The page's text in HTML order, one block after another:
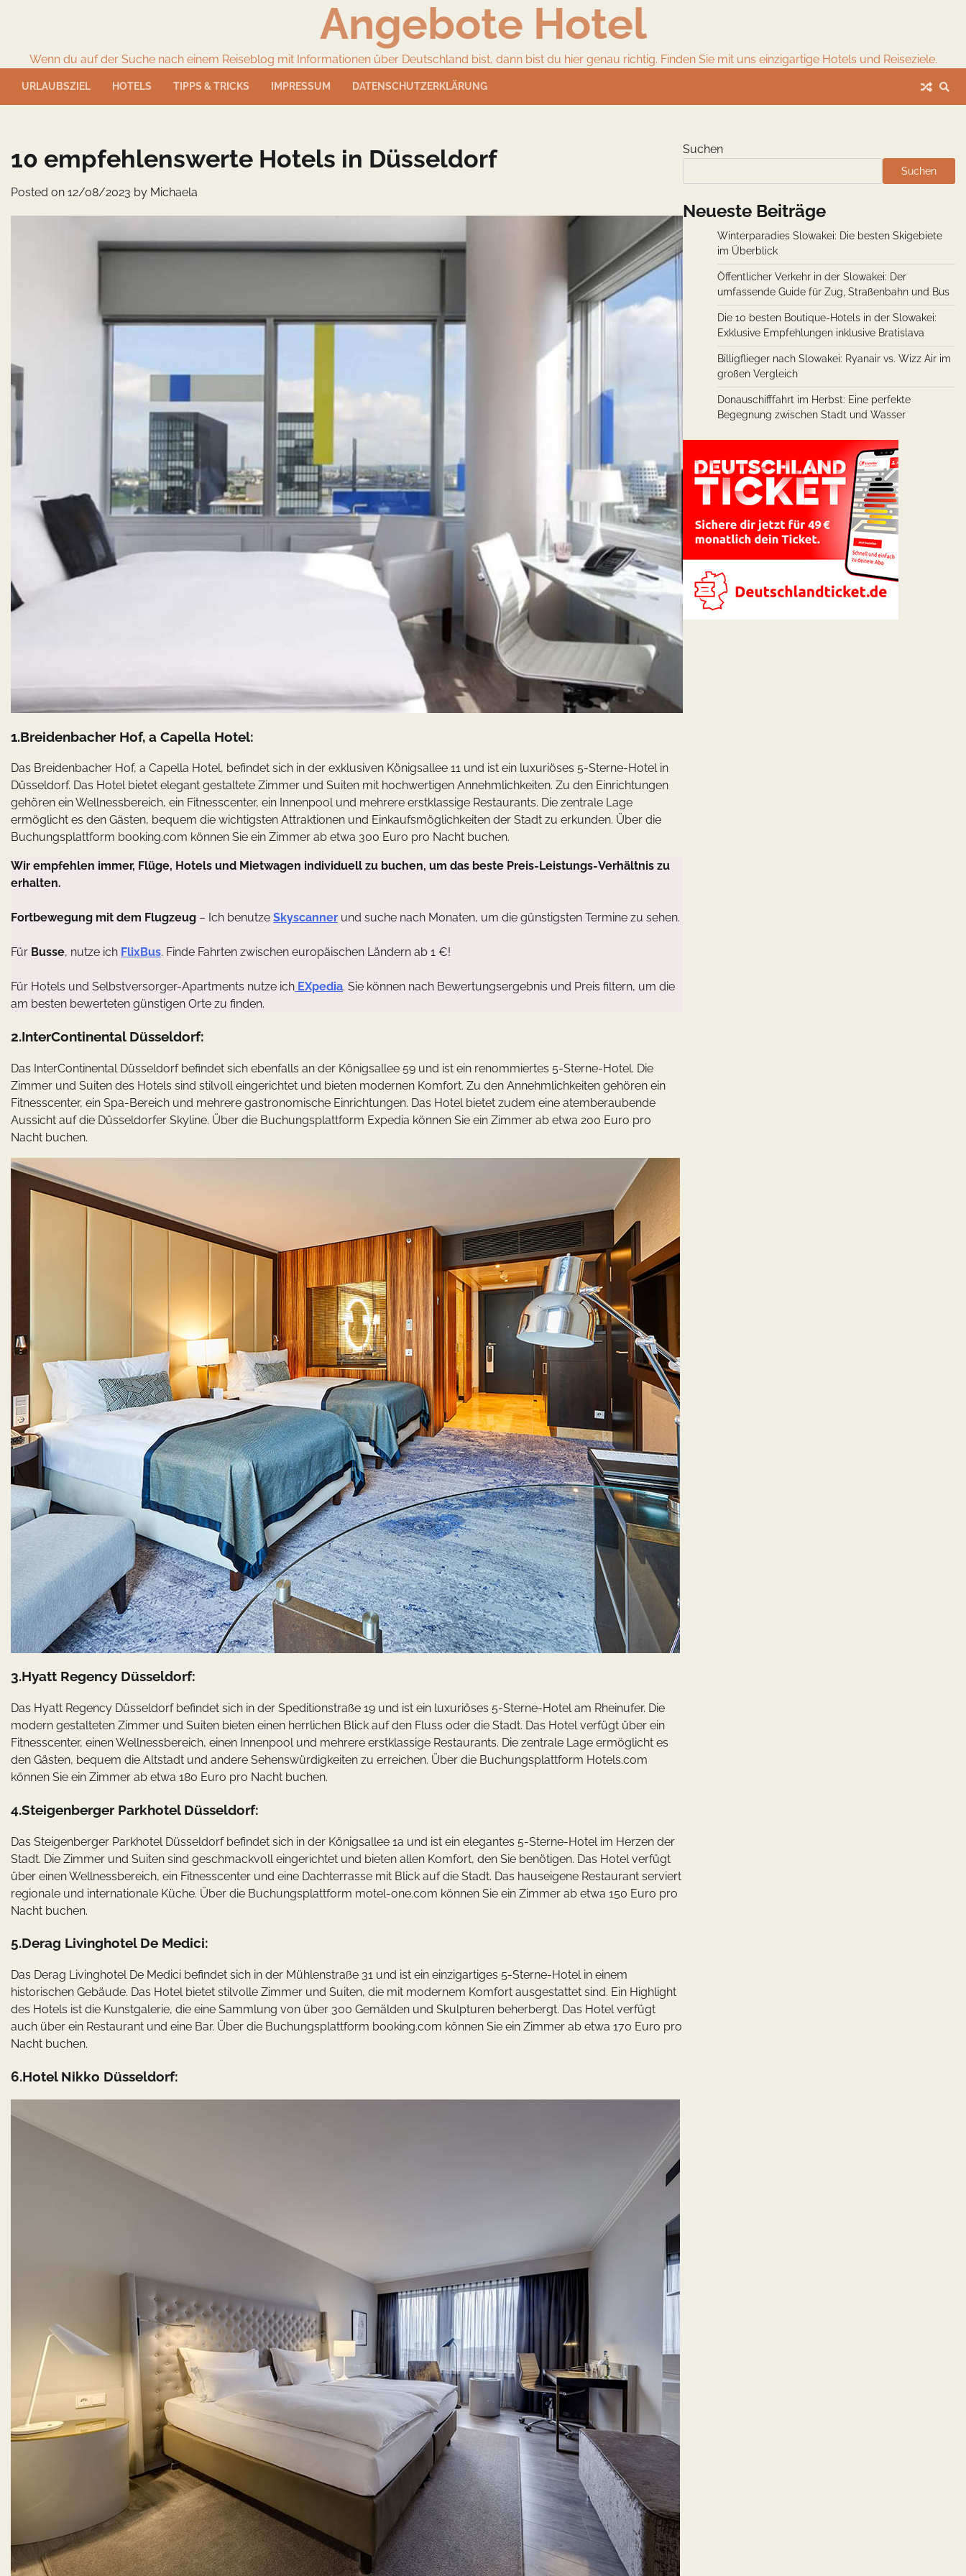
Angebote Hotel
Wenn du auf der Suche nach einem Reiseblog mit Informationen über Deutschland bist, dann bist du hier genau richtig. Finden Sie mit uns einzigartige Hotels und Reiseziele.
URLAUBSZIEL HOTELS TIPPS & TRICKS IMPRESSUM DATENSCHUTZERKLÄRUNG
10 empfehlenswerte Hotels in Düsseldorf
Posted on 12/08/2023 by Michaela
1.Breidenbacher Hof, a Capella Hotel:
Das Breidenbacher Hof, a Capella Hotel, befindet sich in der exklusiven Königsallee 11 und ist ein luxuriöses 5-Sterne-Hotel in
Düsseldorf. Das Hotel bietet elegant gestaltete Zimmer und Suiten mit hochwertigen Annehmlichkeiten. Zu den Einrichtungen
gehören ein Wellnessbereich, ein Fitnesscenter, ein Innenpool und mehrere erstklassige Restaurants. Die zentrale Lage
ermöglicht es den Gästen, bequem die wichtigsten Attraktionen und Einkaufsmöglichkeiten der Stadt zu erkunden. Über die
Buchungsplattform booking.com können Sie ein Zimmer ab etwa 300 Euro pro Nacht buchen.
Wir empfehlen immer, Flüge, Hotels und Mietwagen individuell zu buchen, um das beste Preis-Leistungs-Verhältnis zu
erhalten.
Fortbewegung mit dem Flugzeug – Ich benutze Skyscanner und suche nach Monaten, um die günstigsten Termine zu sehen.
Für Busse, nutze ich FlixBus. Finde Fahrten zwischen europäischen Ländern ab 1 €!
Für Hotels und Selbstversorger-Apartments nutze ich EXpedia. Sie können nach Bewertungsergebnis und Preis filtern, um die
am besten bewerteten günstigen Orte zu finden.
2.InterContinental Düsseldorf:
Das InterContinental Düsseldorf befindet sich ebenfalls an der Königsallee 59 und ist ein renommiertes 5-Sterne-Hotel. Die
Zimmer und Suiten des Hotels sind stilvoll eingerichtet und bieten modernen Komfort. Zu den Annehmlichkeiten gehören ein
Fitnesscenter, ein Spa-Bereich und mehrere gastronomische Einrichtungen. Das Hotel bietet zudem eine atemberaubende
Aussicht auf die Düsseldorfer Skyline. Über die Buchungsplattform Expedia können Sie ein Zimmer ab etwa 200 Euro pro
Nacht buchen.
3.Hyatt Regency Düsseldorf:
Das Hyatt Regency Düsseldorf befindet sich in der Speditionstraße 19 und ist ein luxuriöses 5-Sterne-Hotel am Rheinufer. Die
modern gestalteten Zimmer und Suiten bieten einen herrlichen Blick auf den Fluss oder die Stadt. Das Hotel verfügt über ein
Fitnesscenter, einen Wellnessbereich, einen Innenpool und mehrere erstklassige Restaurants. Die zentrale Lage ermöglicht es
den Gästen, bequem die Altstadt und andere Sehenswürdigkeiten zu erreichen. Über die Buchungsplattform Hotels.com
können Sie ein Zimmer ab etwa 180 Euro pro Nacht buchen.
4.Steigenberger Parkhotel Düsseldorf:
Das Steigenberger Parkhotel Düsseldorf befindet sich in der Königsallee 1a und ist ein elegantes 5-Sterne-Hotel im Herzen der
Stadt. Die Zimmer und Suiten sind geschmackvoll eingerichtet und bieten allen Komfort, den Sie benötigen. Das Hotel verfügt
über einen Wellnessbereich, ein Fitnesscenter und eine Dachterrasse mit Blick auf die Stadt. Das hauseigene Restaurant serviert
regionale und internationale Küche. Über die Buchungsplattform motel-one.com können Sie ein Zimmer ab etwa 150 Euro pro
Nacht buchen.
5.Derag Livinghotel De Medici:
Das Derag Livinghotel De Medici befindet sich in der Mühlenstraße 31 und ist ein einzigartiges 5-Sterne-Hotel in einem
historischen Gebäude. Das Hotel bietet stilvolle Zimmer und Suiten, die mit modernem Komfort ausgestattet sind. Ein Highlight
des Hotels ist die Kunstgalerie, die eine Sammlung von über 300 Gemälden und Skulpturen beherbergt. Das Hotel verfügt
auch über ein Restaurant und eine Bar. Über die Buchungsplattform booking.com können Sie ein Zimmer ab etwa 170 Euro pro
Nacht buchen.
6.Hotel Nikko Düsseldorf:
Suchen
Suchen
Neueste Beiträge
Winterparadies Slowakei: Die besten Skigebiete
im Überblick
Öffentlicher Verkehr in der Slowakei: Der
umfassende Guide für Zug, Straßenbahn und Bus
Die 10 besten Boutique-Hotels in der Slowakei:
Exklusive Empfehlungen inklusive Bratislava
Billigflieger nach Slowakei: Ryanair vs. Wizz Air im
großen Vergleich
Donauschifffahrt im Herbst: Eine perfekte
Begegnung zwischen Stadt und Wasser